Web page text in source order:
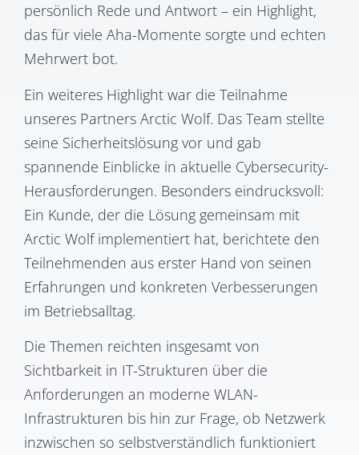
persönlich Rede und Antwort – ein Highlight,
das für viele Aha-Momente sorgte und echten
Mehrwert bot.
Ein weiteres Highlight war die Teilnahme
unseres Partners Arctic Wolf. Das Team stellte
seine Sicherheitslösung vor und gab
spannende Einblicke in aktuelle Cybersecurity-
Herausforderungen. Besonders eindrucksvoll:
Ein Kunde, der die Lösung gemeinsam mit
Arctic Wolf implementiert hat, berichtete den
Teilnehmenden aus erster Hand von seinen
Erfahrungen und konkreten Verbesserungen
im Betriebsalltag.
Die Themen reichten insgesamt von
Sichtbarkeit in IT-Strukturen über die
Anforderungen an moderne WLAN-
Infrastrukturen bis hin zur Frage, ob Netzwerk
inzwischen so selbstverständlich funktioniert